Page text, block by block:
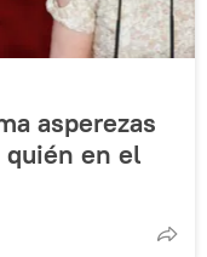
asperezas
en el